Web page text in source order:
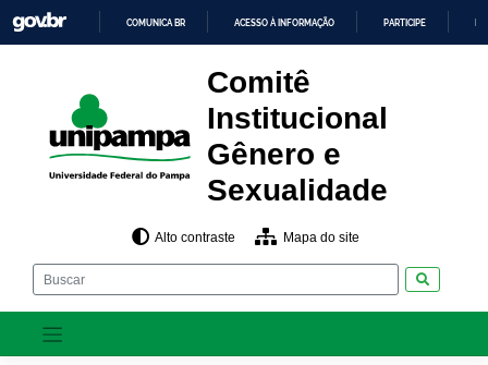
para
o
O
CONTEÚDO
COMUNICA BR ACESSO À INFORMAÇÃO PARTICIPE
Comitê
Institucional
Gênero e
Sexualidade
Alto contraste Mapa do site